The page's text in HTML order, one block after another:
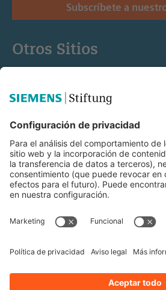
Subscríbete a
Otros Sitios
Educación STEM
Mediaportal
© Siemens Stiftung 2025